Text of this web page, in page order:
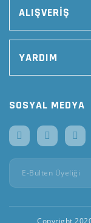
ALIŞVERİŞ
YARDIM
SOSYAL MEDYA
Copyright